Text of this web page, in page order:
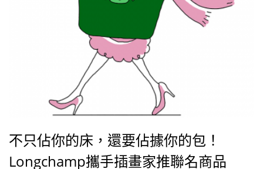
不只佔你的床，還要佔據你的包！
Longchamp攜手插畫家推聯名商品